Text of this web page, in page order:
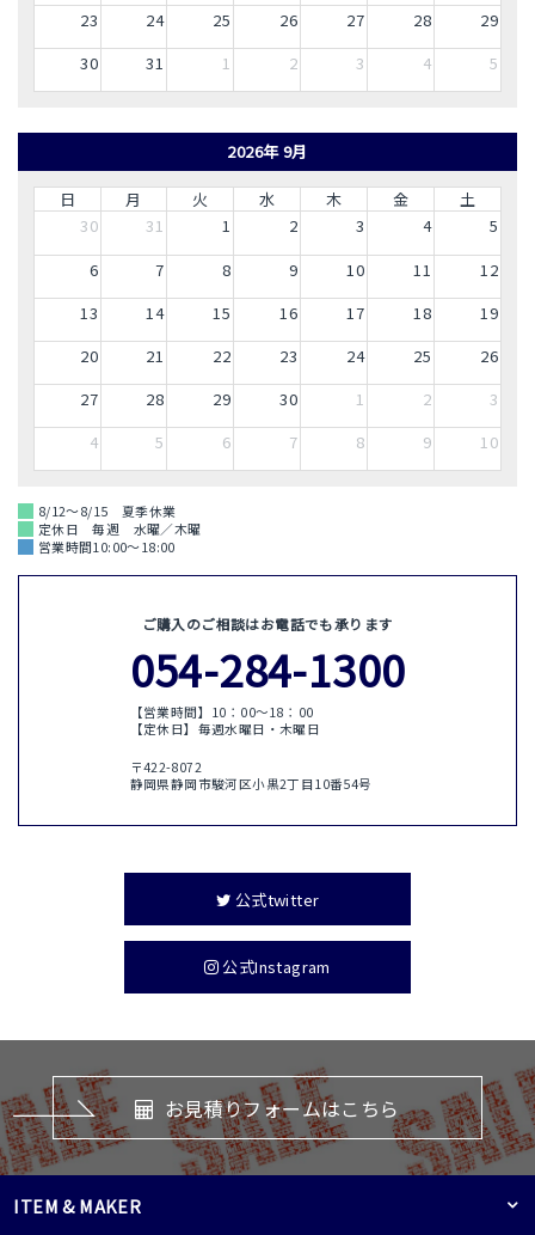
23
24 25 26 27 28
29
30
31 1 2 3 4 5
2026年 9月
日 月 火 水 木 金
土
30
31 1 2 3 4
5
6
7 8 9 10 11
12
13
14 15 16 17 18
19
20
21 22 23 24 25
26
27
28 29 30 1 2
3
4
5 6 7 8 9 10
8/12～8/15 夏季休業
定休日 毎週 水曜／木曜
営業時間10:00～18:00
ご購入のご相談はお電話でも承ります
054-284-1300
【営業時間】10：00〜18：00
【定休日】毎週水曜日・木曜日
〒422-8072
静岡県静岡市駿河区小黒2丁目10番54号
公式twitter
公式Instagram
お見積りフォームはこちら
ITEM & MAKER